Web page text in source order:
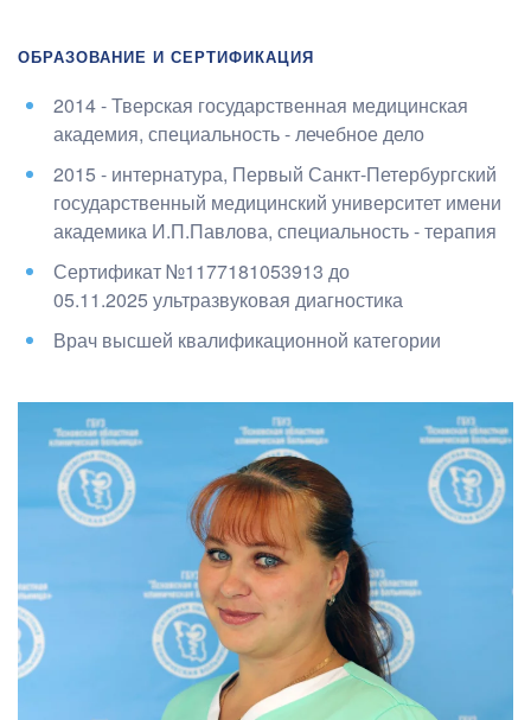
ОБРАЗОВАНИЕ И СЕРТИФИКАЦИЯ
2014 - Тверская государственная медицинская
академия, специальность - лечебное дело
2015 - интернатура, Первый Санкт-Петербургский
государственный медицинский университет имени
академика И.П.Павлова, специальность - терапия
Сертификат №1177181053913 до
05.11.2025 ультразвуковая диагностика
Врач высшей квалификационной категории